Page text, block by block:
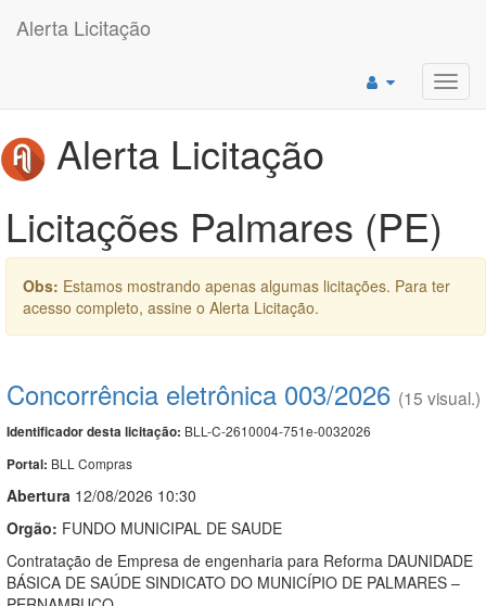
Alerta Licitação
Alerta Licitação
Licitações Palmares (PE)
Obs: Estamos mostrando apenas algumas licitações. Para ter
acesso completo, assine o Alerta Licitação.
Concorrência eletrônica 003/2026 (15 visual.)
Identificador desta licitação: BLL-C-2610004-751e-0032026
Portal: BLL Compras
Abertura 12/08/2026 10:30
Orgão: FUNDO MUNICIPAL DE SAUDE
Contratação de Empresa de engenharia para Reforma DAUNIDADE
BÁSICA DE SAÚDE SINDICATO DO MUNICÍPIO DE PALMARES –